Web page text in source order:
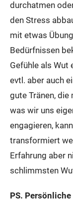
durchatmen
den Stress
mit etwas
Bedürfnissen
Gefühle als Wut
evtl. aber auch
gute Tränen,
was wir uns
engagieren,
transformiert
Erfahrung aber
schlimmsten
PS.